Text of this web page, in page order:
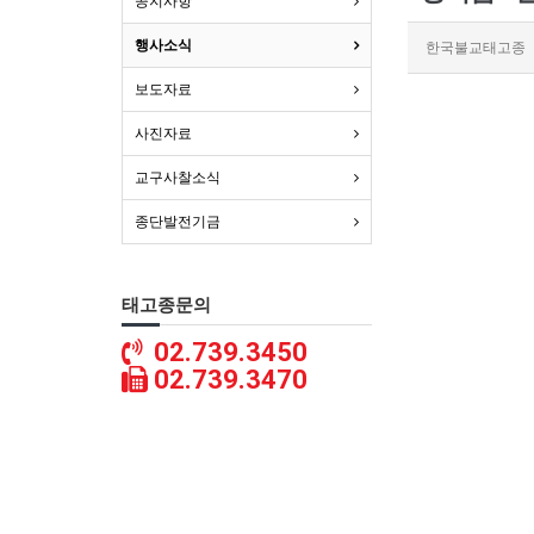
한국불교태고종
행사소식
보도자료
사진자료
교구사찰소식
종단발전기금
태고종문의
02.739.3450
02.739.3470